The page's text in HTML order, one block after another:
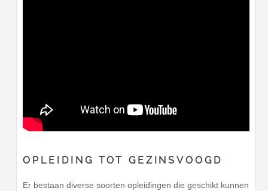
OPLEIDING TOT GEZINSVOOGD
Er bestaan diverse soorten opleidingen die geschikt kunnen